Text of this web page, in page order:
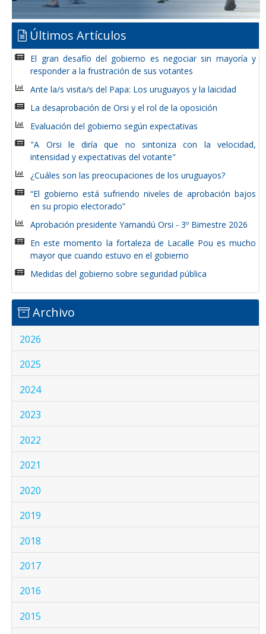
Últimos Artículos
El gran desafío del gobierno es negociar sin mayoría y
responder a la frustración de sus votantes
Ante la/s visita/s del Papa: Los uruguayos y la laicidad
La desaprobación de Orsi y el rol de la oposición
Evaluación del gobierno según expectativas
"A Orsi le diría que no sintoniza con la velocidad,
intensidad y expectativas del votante"
¿Cuáles son las preocupaciones de los uruguayos?
“El gobierno está sufriendo niveles de aprobación bajos
en su propio electorado”
Aprobación presidente Yamandú Orsi - 3º Bimestre 2026
En este momento la fortaleza de Lacalle Pou es mucho
mayor que cuando estuvo en el gobierno
Medidas del gobierno sobre seguridad pública
Archivo
2026
2025
2024
2023
2022
2021
2020
2019
2018
2017
2016
2015